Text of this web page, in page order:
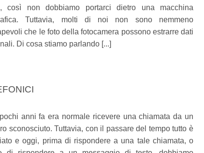
così non dobbiamo portarci dietro una macchina
Tuttavia, molti di noi non sono nemmeno
che le foto della fotocamera possono estrarre dati
Di cosa stiamo parlando [...]
anni fa era normale ricevere una chiamata da un
sconosciuto. Tuttavia, con il passare del tempo tutto è
e oggi, prima di rispondere a una tale chiamata, o